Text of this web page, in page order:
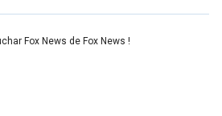
Fox News de Fox News !